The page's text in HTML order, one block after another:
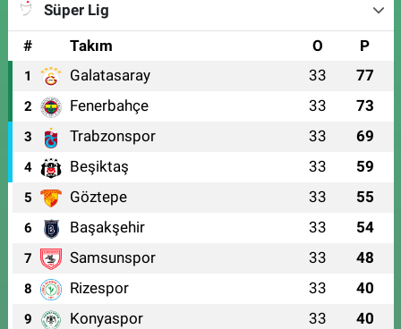
Süper Lig
#
Takım O P
1 Galatasaray 33 77
2 Fenerbahçe 33 73
3 Trabzonspor 33 69
4 Beşiktaş 33 59
5 Göztepe 33 55
6 Başakşehir 33 54
7 Samsunspor 33 48
8 Rizespor 33 40
9 Konyaspor 33 40